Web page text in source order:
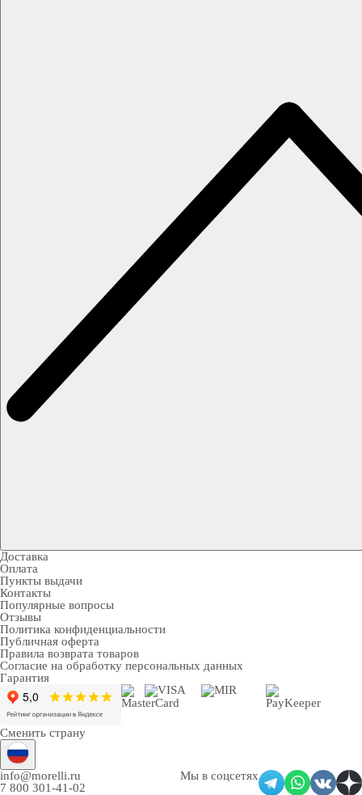
Доставка
Оплата
Пункты выдачи
Контакты
Популярные вопросы
Отзывы
Политика конфиденциальности
Публичная оферта
Правила возврата товаров
Согласие на обработку персональных данных
Гарантия
Сменить страну
info@morelli.ru
7 800 301-41-02
Мы в соцсетях